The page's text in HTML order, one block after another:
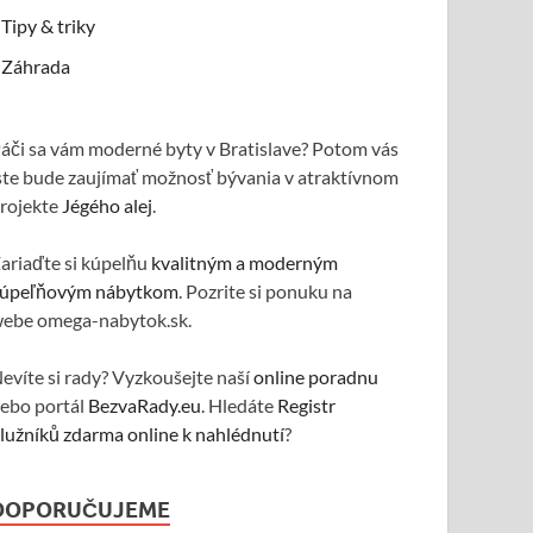
Tipy & triky
Záhrada
sa vám moderné byty v Bratislave? Potom vás
bude zaujímať možnosť bývania v atraktívnom
Jégého alej.
si kúpelňu kvalitným a moderným
nábytkom. Pozrite si ponuku na
omega-nabytok.sk.
si rady? Vyzkoušejte našíonline poradnu
portál BezvaRady.eu. Hledáte Registr
zdarma online k nahlédnutí?